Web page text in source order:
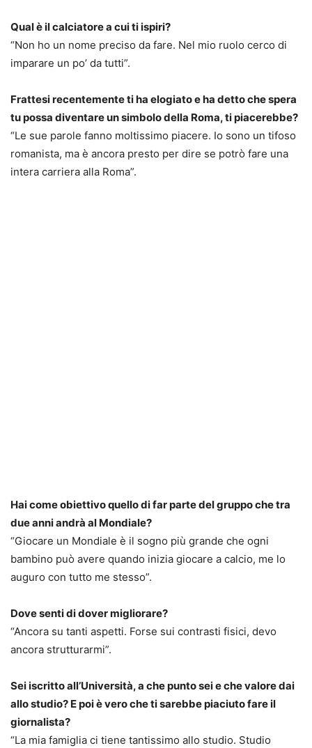
Qual è il calciatore a cui ti ispiri?
“Non ho un nome preciso da fare. Nel mio ruolo cerco di
imparare un po’ da tutti”.
Frattesi recentemente ti ha elogiato e ha detto che spera
tu possa diventare un simbolo della Roma, ti piacerebbe?
“Le sue parole fanno moltissimo piacere. Io sono un tifoso
romanista, ma è ancora presto per dire se potrò fare una
intera carriera alla Roma”.
Hai come obiettivo quello di far parte del gruppo che tra
due anni andrà al Mondiale?
“Giocare un Mondiale è il sogno più grande che ogni
bambino può avere quando inizia giocare a calcio, me lo
auguro con tutto me stesso”.
Dove senti di dover migliorare?
“Ancora su tanti aspetti. Forse sui contrasti fisici, devo
ancora strutturarmi”.
Sei iscritto all’Università, a che punto sei e che valore dai
allo studio? E poi è vero che ti sarebbe piaciuto fare il
giornalista?
“La mia famiglia ci tiene tantissimo allo studio. Studio